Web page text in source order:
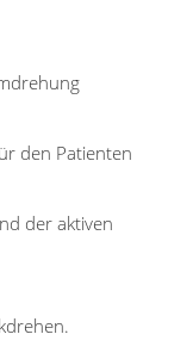
den Patienten
der aktiven